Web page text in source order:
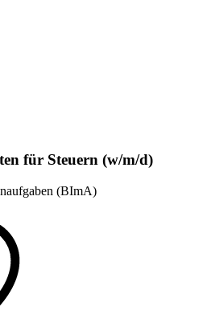
für Steuern (w/m/d)
(BImA)